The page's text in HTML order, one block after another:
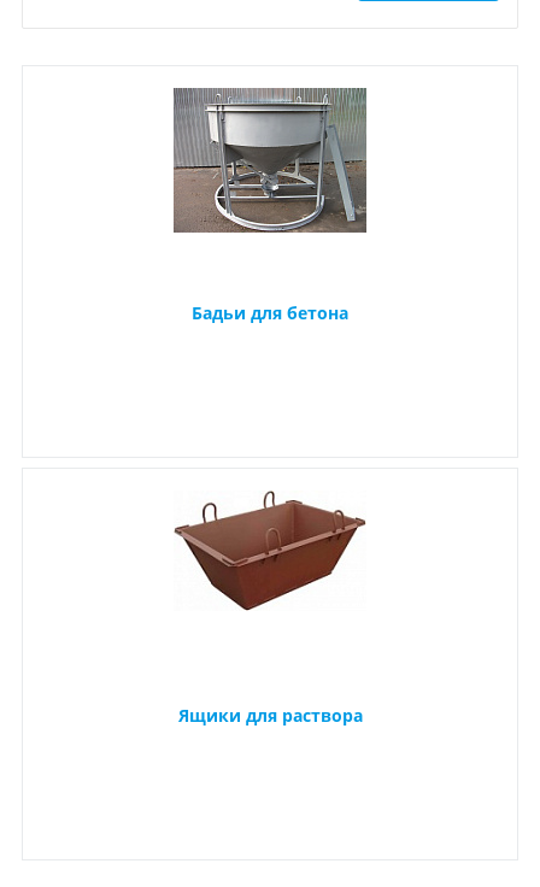
Бадьи для бетона
Ящики для раствора